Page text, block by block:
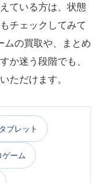
ている方は、状態
もチェックしてみて
ムの買取や、まとめ
か迷う段階でも、
ただけます。
タブレット
ゲーム